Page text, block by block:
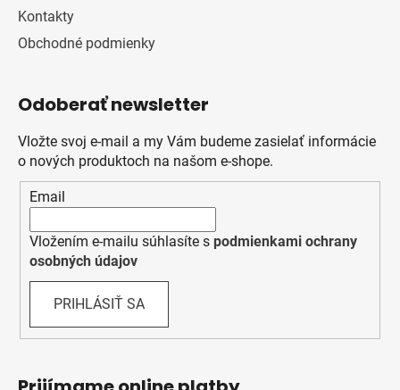
Kontakty
Obchodné podmienky
Odoberať newsletter
Vložte svoj e-mail a my Vám budeme zasielať informácie
o nových produktoch na našom e-shope.
Email
Vložením e-mailu súhlasíte s podmienkami ochrany
osobných údajov
PRIHLÁSIŤ SA